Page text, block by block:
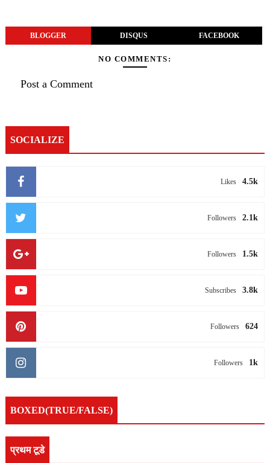
BLOGGER DISQUS FACEBOOK
NO COMMENTS:
Post a Comment
SOCIALIZE
4.5k
Likes
2.1k
Followers
1.5k
Followers
3.8k
Subscribes
624
Followers
1k
Followers
BOXED(TRUE/FALSE)
प्रथम टूडे